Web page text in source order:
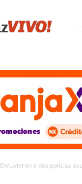
Detuvieron a dos policías